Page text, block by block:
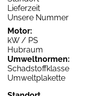
Lieferzeit
Unsere Nummer
Motor:
kW / PS
Hubraum
Umweltnormen:
Schadstoffklasse
Umweltplakette